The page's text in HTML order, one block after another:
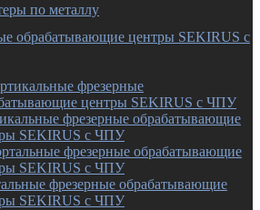
по металлу
обрабатывающие центры SEKIRUS с
фрезерные обрабатывающие
SEKIRUS с ЧПУ
фрезерные обрабатывающие
SEKIRUS с ЧПУ